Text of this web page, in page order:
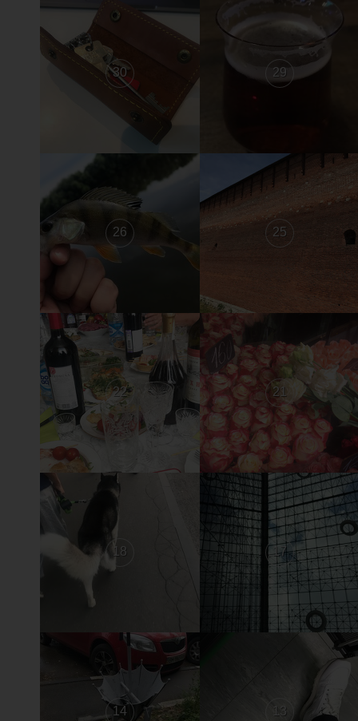
30 29
26 25
22 21
18 17
14 13